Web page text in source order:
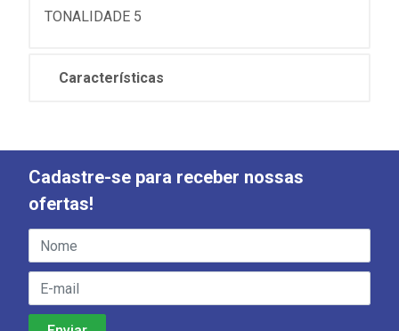
TONALIDADE 5
Características
Cadastre-se para receber nossas
ofertas!